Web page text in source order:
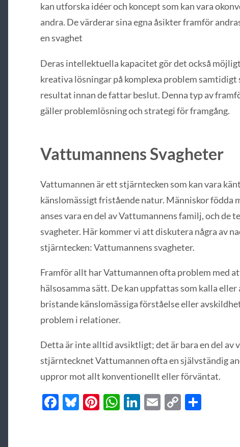
kan utforska idéer och koncept som kan vara
andra. De värderar sina egna åsikter framför
en svaghet
Deras intellektuella kapacitet gör det också
kreativa lösningar på komplexa problem samtidigt
resultat innan de fattar beslut. Denna typ av
gäller problemlösning och strategi för framgång.
Vattumannens Svagheter
Vattumannen är ett stjärntecken som kan vara
känslomässigt fristående natur. Människor födda
anses vara en del av Vattumannens familj, och de
svagheter. Här kommer vi att diskutera några av
stjärntecken: Vattumannens svagheter.
Framför allt har Vattumannen ofta problem med
hälsosamma sätt. De kan uppfattas som kalla eller
bristande känslomässiga förståelse eller
problem i relationer.
Detta är inte alltid avsiktligt; det är bara en del av
stjärntecknet Vattumannen ofta en självständig
uppror mot allt konventionellt eller förväntat.
Facebook
Bluesky
Pinterest
WhatsApp
LinkedIn
Email
CopyDela